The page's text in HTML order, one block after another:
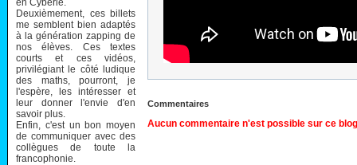
en Cybérie.
Deuxièmement, ces billets
me semblent bien adaptés
à la génération zapping de
nos élèves. Ces textes
courts et ces vidéos,
privilégiant le côté ludique
des maths, pourront, je
l'espère, les intéresser et
leur donner l'envie d'en
savoir plus.
Enfin, c'est un bon moyen
de communiquer avec des
collègues de toute la
francophonie.
Commentaires
Aucun commentaire n'est possible sur ce